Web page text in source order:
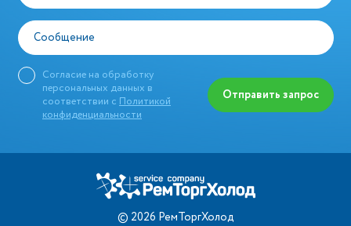
Сообщение
Согласие на обработку
персональных данных в
соответствии с Политикой
конфиденциальности
Отправить запрос
© 2026 РемТоргХолод